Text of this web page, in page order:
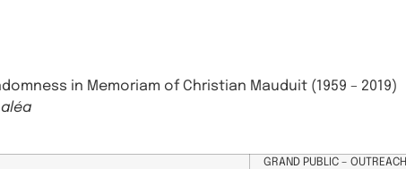
in Memoriam of Christian Mauduit (1959 – 2019)
GRAND PUBLIC – OUTREACH